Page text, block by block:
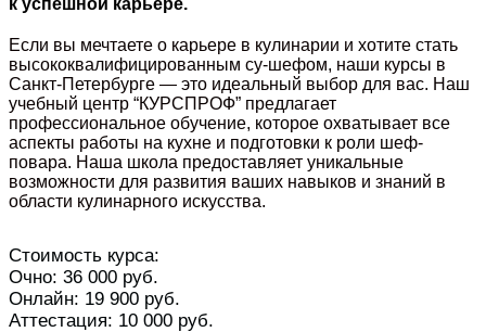
Если вы мечтаете о карьере в кулинарии и хотите стать
высококвалифицированным су-шефом, наши курсы в
Санкт-Петербурге — это идеальный выбор для вас. Наш
учебный центр “КУРСПРОФ” предлагает
профессиональное обучение, которое охватывает все
аспекты работы на кухне и подготовки к роли шеф-
повара. Наша школа предоставляет уникальные
возможности для развития ваших навыков и знаний в
области кулинарного искусства.
Стоимость курса:
Очно: 36 000 руб.
Онлайн: 19 900 руб.
Аттестация: 10 000 руб.